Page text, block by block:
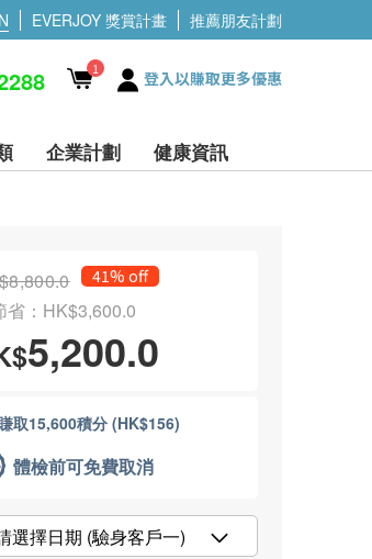
EVERJOY 獎賞計畫 推薦朋友計劃
1 登入以賺取更多優惠
企業計劃 健康資訊
41% off
省：HK$3,600.0
5,200.0
取15,600積分 (HK$156)
體檢前可免費取消
選擇日期 (驗身客戶一)